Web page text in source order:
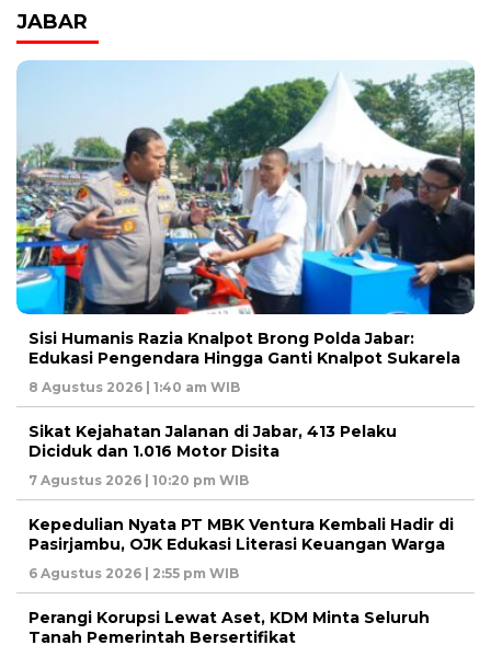
JABAR
Sisi Humanis Razia Knalpot Brong Polda Jabar:
Edukasi Pengendara Hingga Ganti Knalpot Sukarela
8 Agustus 2026 | 1:40 am WIB
Sikat Kejahatan Jalanan di Jabar, 413 Pelaku
Diciduk dan 1.016 Motor Disita ‎
7 Agustus 2026 | 10:20 pm WIB
Kepedulian Nyata PT MBK Ventura Kembali Hadir di
Pasirjambu, OJK Edukasi Literasi Keuangan Warga
6 Agustus 2026 | 2:55 pm WIB
Perangi Korupsi Lewat Aset, KDM Minta Seluruh
Tanah Pemerintah Bersertifikat